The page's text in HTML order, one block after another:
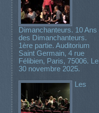
Dimanchanteurs. 10 Ans
des Dimanchanteurs.
1ère partie. Auditorium
Saint Germain, 4 rue
Félibien, Paris, 75006. Le
30 novembre 2025.
Les